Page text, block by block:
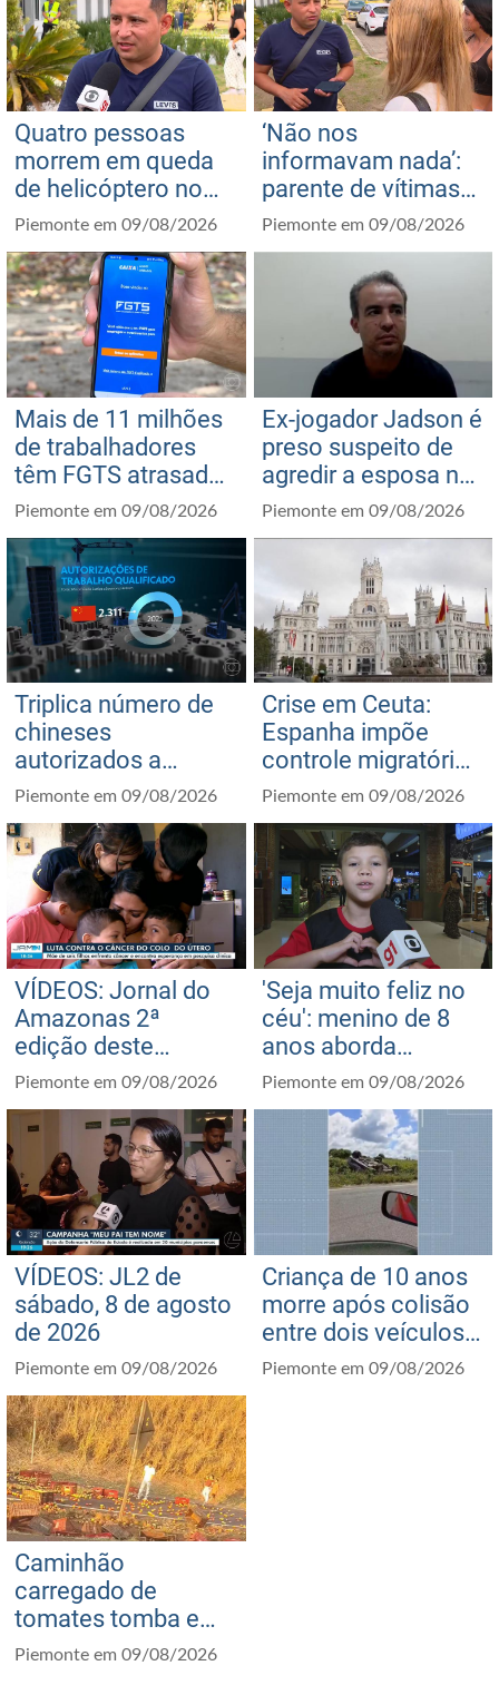
Piemonte em 09/08/2026
Quatro pessoas
morrem em queda
de helicóptero no
Rio
Piemonte em 09/08/2026
‘Não nos
informavam nada’:
parente de vítimas
diz que soube de
helicóptero pela
Piemonte em 09/08/2026
Mais de 11 milhões
de trabalhadores
têm FGTS atrasado;
dívida das empresas
bilhões
Piemonte em 09/08/2026
Ex-jogador Jadson é
preso suspeito de
agredir a esposa no
Paraná
Piemonte em 09/08/2026
Triplica número de
chineses
autorizados a
trabalhar no Brasil
com avanço dos
investimentos no
país; entenda
Piemonte em 09/08/2026
Crise em Ceuta:
Espanha impõe
controle migratório
a viajantes vindos
da Itália como
resposta às
medidas de Giorgia
Meloni
Piemonte em 09/08/2026
VÍDEOS: Jornal do
Amazonas 2ª
edição deste
sábado, 8 de agosto
de 2026
Piemonte em 09/08/2026
'Seja muito feliz no
céu': menino de 8
anos aborda
repórter e manda
recado ao pai que
não conheceu
Piemonte em 09/08/2026
VÍDEOS: JL2 de
sábado, 8 de agosto
de 2026
Piemonte em 09/08/2026
Criança de 10 anos
morre após colisão
entre dois veículos
na PB-115, no
Piemonte em 09/08/2026
Caminhão
carregado de
tomates tomba e
interdita BR-050